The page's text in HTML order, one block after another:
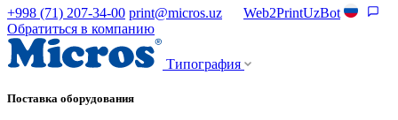
+998 (71) 207-34-00 print@micros.uz
Web2PrintUzBot
Обратиться в компанию
Типография
Поставка оборудования